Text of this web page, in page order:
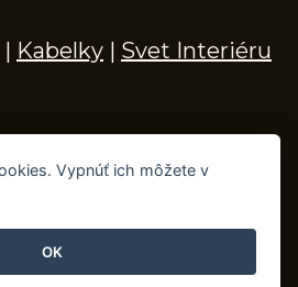
| Kabelky | Svet Interiéru
dvere, madlá, kovania,
a príslušenstvo
Vypnúť ich môžete v
OK